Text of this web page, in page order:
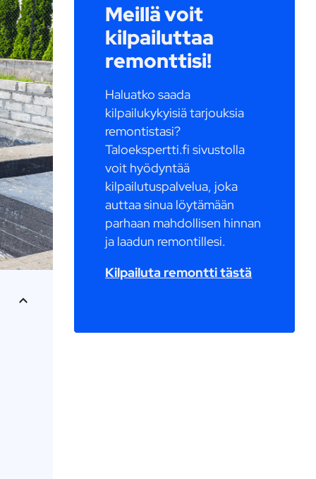
Meillä voit
kilpailuttaa
remonttisi!
Haluatko saada
kilpailukykyisiä tarjouksia
remontistasi?
Taloekspertti.fi sivustolla
voit hyödyntää
kilpailutuspalvelua, joka
auttaa sinua löytämään
parhaan mahdollisen hinnan
ja laadun remontillesi.
Kilpailuta remontti tästä